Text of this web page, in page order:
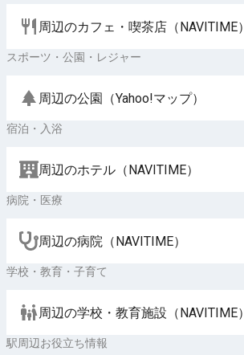
周辺のカフェ・喫茶店（NAVITIME）
スポーツ・公園・レジャー
周辺の公園（Yahoo!マップ）
宿泊・入浴
周辺のホテル（NAVITIME）
病院・医療
周辺の病院（NAVITIME）
学校・教育・子育て
周辺の学校・教育施設（NAVITIME）
駅周辺お役立ち情報